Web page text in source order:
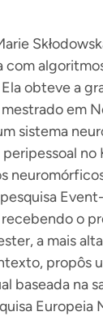
com
obteve a
em
sistema
no
o
a mais
propôs
baseada na
Europeia